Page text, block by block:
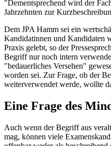
"Dementsprechend wird der
Jahrzehnten zur
Dem JPA Hamm sei ein
Kandidatinnen und Kandidaten
Praxis gelebt, so der
Begriff nur noch intern
"bedauerliches Versehen"
worden sei. Zur Frage, ob der
weiterverwendet werde, wollte
Eine Frage des
Auch wenn der Begriff aus
mag, können viele